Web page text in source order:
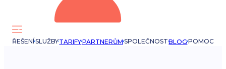
ŘEŠENÍSLUŽBYTARIFYPARTNERŮMSPOLEČNOSTBLOGPOMOC